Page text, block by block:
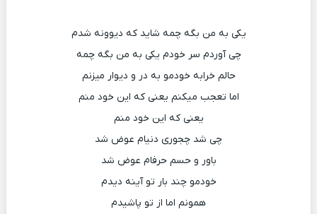
یکی به من بگه چمه شاید که دیوونه شدم
چی آوردم سر خودم یکی به من بگه چمه
حالم خرابه خودمو به در و دیوار میزنم
اما تعجب میکنم یعنی که این خود منم
یعنی که این خود منم
چی شد چجوری دنیام عوض شد
باور و حسم حرفام عوض شد
خودمو چند بار تو آینه دیدم
همونم اما از تو پاشیدم